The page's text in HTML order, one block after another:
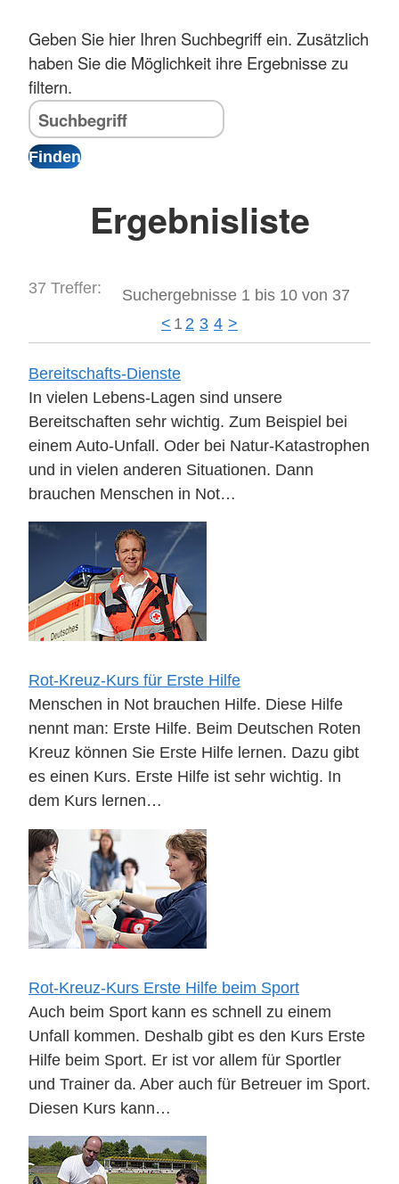
Geben Sie hier Ihren Suchbegriff ein. Zusätzlich
haben Sie die Möglichkeit ihre Ergebnisse zu
filtern.
Ergebnisliste
37 Treffer:
Suchergebnisse 1 bis 10 von 37
< 1 2 3 4 >
Bereitschafts-Dienste
In vielen Lebens-Lagen sind unsere
Bereitschaften sehr wichtig. Zum Beispiel bei
einem Auto-Unfall. Oder bei Natur-Katastrophen
und in vielen anderen Situationen. Dann
brauchen Menschen in Not…
Rot-Kreuz-Kurs für Erste Hilfe
Menschen in Not brauchen Hilfe. Diese Hilfe
nennt man: Erste Hilfe. Beim Deutschen Roten
Kreuz können Sie Erste Hilfe lernen. Dazu gibt
es einen Kurs. Erste Hilfe ist sehr wichtig. In
dem Kurs lernen…
Rot-Kreuz-Kurs Erste Hilfe beim Sport
Auch beim Sport kann es schnell zu einem
Unfall kommen. Deshalb gibt es den Kurs Erste
Hilfe beim Sport. Er ist vor allem für Sportler
und Trainer da. Aber auch für Betreuer im Sport.
Diesen Kurs kann…